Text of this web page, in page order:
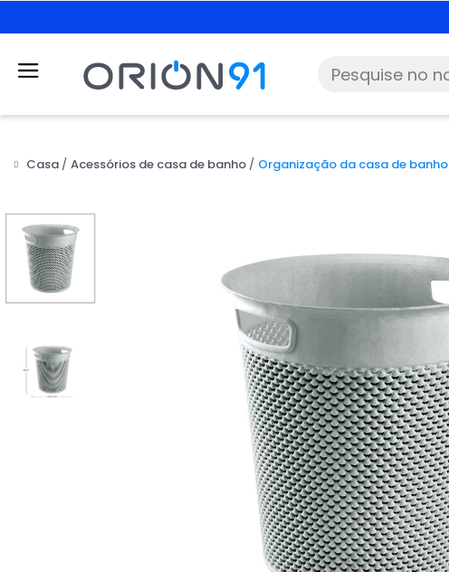
Casa Acessórios de casa de banho Organização da casa de banho